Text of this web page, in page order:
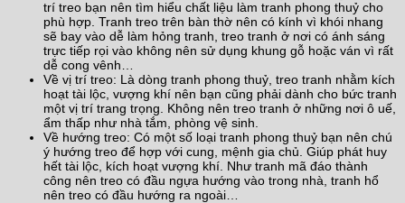
trí treo bạn nên tìm hiểu chất liệu làm tranh phong thuỷ cho
phù hợp. Tranh treo trên bàn thờ nên có kính vì khói nhang
sẽ bay vào dễ làm hỏng tranh, treo tranh ở nơi có ánh sáng
trực tiếp rọi vào không nên sử dụng khung gỗ hoặc ván vì rất
dễ cong vênh…
Về vị trí treo: Là dòng tranh phong thuỷ, treo tranh nhằm kích
hoạt tài lộc, vượng khí nên bạn cũng phải dành cho bức tranh
một vị trí trang trọng. Không nên treo tranh ở những nơi ô uế,
ẩm thấp như nhà tắm, phòng vệ sinh.
Về hướng treo: Có một số loại tranh phong thuỷ bạn nên chú
ý hướng treo để hợp với cung, mệnh gia chủ. Giúp phát huy
hết tài lộc, kích hoạt vượng khí. Như tranh mã đáo thành
công nên treo có đầu ngựa hướng vào trong nhà, tranh hổ
nên treo có đầu hướng ra ngoài…